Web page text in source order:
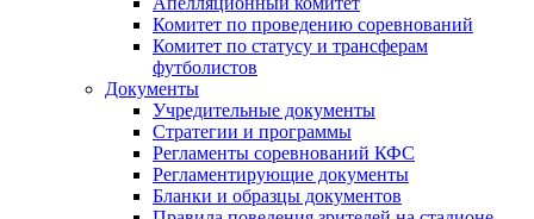
Комитет по проведению соревнований
Комитет по статусу и трансферам
футболистов
Документы
Учредительные документы
Стратегии и программы
Регламенты соревнований КФС
Регламентирующие документы
Бланки и образцы документов